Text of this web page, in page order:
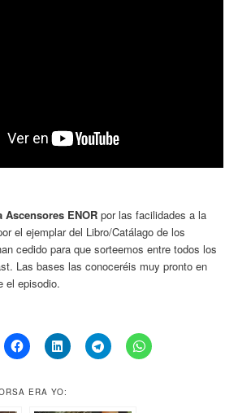
Ascensores ENOR por las facilidades a la
el ejemplar del Libro/Catálago de los
cedido para que sorteemos entre todos los
Las bases las conoceréis muy pronto en
el episodio.
ERA YO: